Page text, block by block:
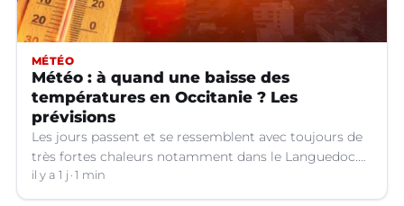
MÉTÉO
Météo : à quand une baisse des
températures en Occitanie ? Les
prévisions
Les jours passent et se ressemblent avec toujours de
très fortes chaleurs notamment dans le Languedoc.
Jusqu’à quand ?
il y a 1 j 1 min